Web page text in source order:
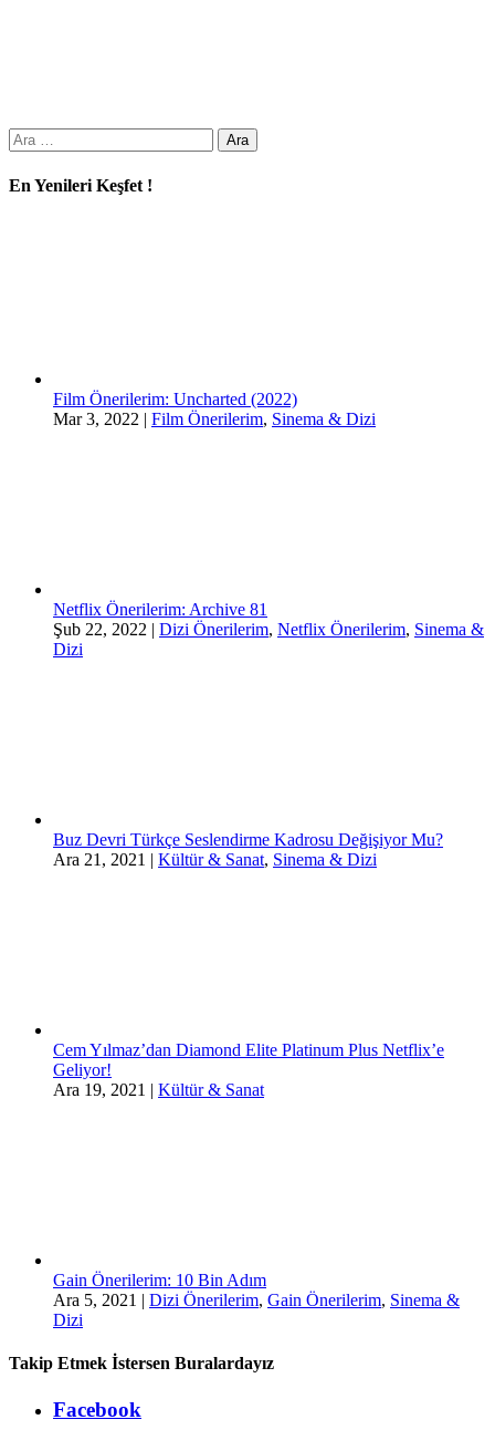
Arama:
En Yenileri Keşfet !
Film Önerilerim: Uncharted (2022)
Mar 3, 2022 | Film Önerilerim, Sinema & Dizi
Netflix Önerilerim: Archive 81
Şub 22, 2022 | Dizi Önerilerim, Netflix Önerilerim, Sinema &
Dizi
Buz Devri Türkçe Seslendirme Kadrosu Değişiyor Mu?
Ara 21, 2021 | Kültür & Sanat, Sinema & Dizi
Cem Yılmaz’dan Diamond Elite Platinum Plus Netflix’e
Geliyor!
Ara 19, 2021 | Kültür & Sanat
Gain Önerilerim: 10 Bin Adım
Ara 5, 2021 | Dizi Önerilerim, Gain Önerilerim, Sinema &
Dizi
Takip Etmek İstersen Buralardayız
Facebook